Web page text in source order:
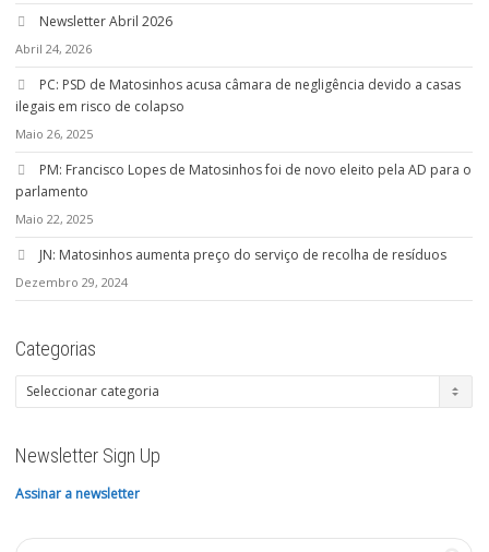
Newsletter Abril 2026
Abril 24, 2026
PC: PSD de Matosinhos acusa câmara de negligência devido a casas
ilegais em risco de colapso
Maio 26, 2025
PM: Francisco Lopes de Matosinhos foi de novo eleito pela AD para o
parlamento
Maio 22, 2025
JN: Matosinhos aumenta preço do serviço de recolha de resíduos
Dezembro 29, 2024
Categorias
Categorias
Newsletter Sign Up
Assinar a newsletter